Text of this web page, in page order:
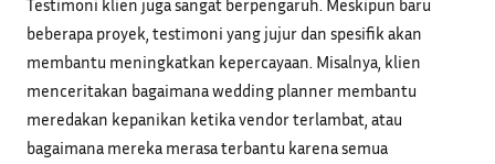
beberapa proyek, testimoni yang jujur dan spesifik akan
membantu meningkatkan kepercayaan. Misalnya, klien
menceritakan bagaimana wedding planner membantu
meredakan kepanikan ketika vendor terlambat, atau
bagaimana mereka merasa terbantu karena semua